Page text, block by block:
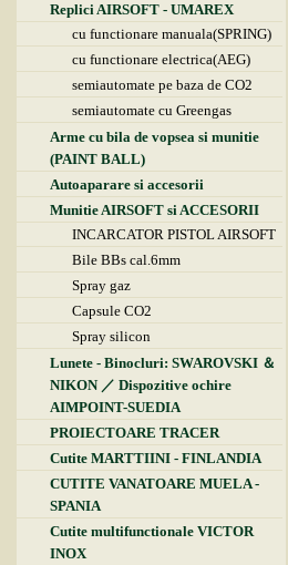
Replici AIRSOFT - UMAREX
cu functionare manuala(SPRING)
cu functionare electrica(AEG)
semiautomate pe baza de CO2
semiautomate cu Greengas
Arme cu bila de vopsea si munitie
(PAINT BALL)
Autoaparare si accesorii
Munitie AIRSOFT si ACCESORII
INCARCATOR PISTOL AIRSOFT
Bile BBs cal.6mm
Spray gaz
Capsule CO2
Spray silicon
Lunete - Binocluri: SWAROVSKI ＆
NIKON ／ Dispozitive ochire
AIMPOINT-SUEDIA
PROIECTOARE TRACER
Cutite MARTTIINI - FINLANDIA
CUTITE VANATOARE MUELA -
SPANIA
Cutite multifunctionale VICTOR
INOX